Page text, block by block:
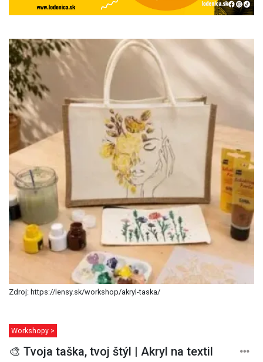
Zdroj: https://lensy.sk/workshop/akryl-taska/
Workshopy >
🎨 Tvoja taška, tvoj štýl | Akryl na textil